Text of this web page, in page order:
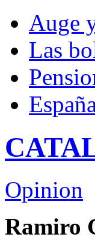
Auge
Las
Opinion
Ramiro